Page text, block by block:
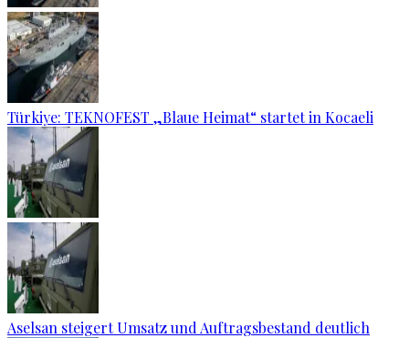
Türkiye: TEKNOFEST „Blaue Heimat“ startet in Kocaeli
Aselsan steigert Umsatz und Auftragsbestand deutlich